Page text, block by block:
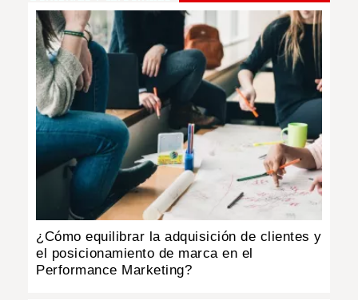
MULTIMEDIA
IMPRESO
¿Cómo equilibrar la adquisición de clientes y
el posicionamiento de marca en el
Performance Marketing?